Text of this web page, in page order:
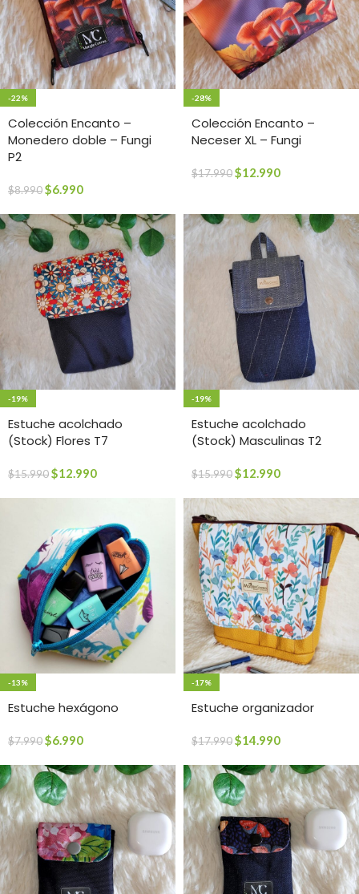
-22%
Colección Encanto –
Monedero doble – Fungi
P2
$8.990$6.990
-28%
Colección Encanto –
Neceser XL – Fungi
$17.990$12.990
-19%
Estuche acolchado
(Stock) Flores T7
$15.990$12.990
-19%
Estuche acolchado
(Stock) Masculinas T2
$15.990$12.990
-13%
Estuche hexágono
$7.990$6.990
-17%
Estuche organizador
$17.990$14.990